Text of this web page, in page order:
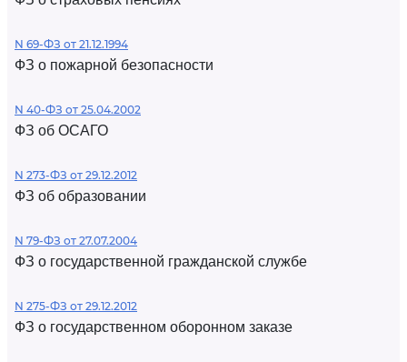
N 69-ФЗ от 21.12.1994
ФЗ о пожарной безопасности
N 40-ФЗ от 25.04.2002
ФЗ об ОСАГО
N 273-ФЗ от 29.12.2012
ФЗ об образовании
N 79-ФЗ от 27.07.2004
ФЗ о государственной гражданской службе
N 275-ФЗ от 29.12.2012
ФЗ о государственном оборонном заказе